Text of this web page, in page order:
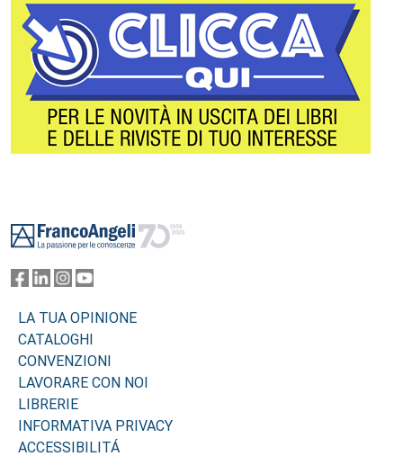
LA TUA OPINIONE
CATALOGHI
CONVENZIONI
LAVORARE CON NOI
LIBRERIE
INFORMATIVA PRIVACY
ACCESSIBILITÁ